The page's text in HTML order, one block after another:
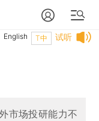
试听
T中
English
市场投研能力不